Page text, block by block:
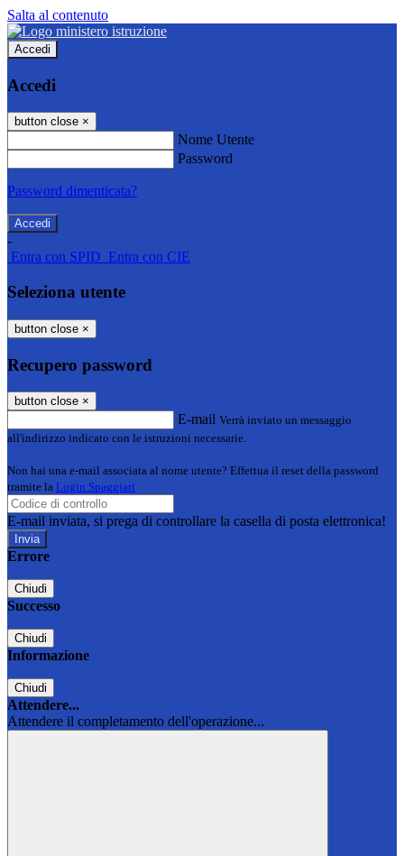
Salta al contenuto
Accedi
Accedi
button close ×
Nome Utente
Password
Password dimenticata?
-
Entra con SPID Entra con CIE
Seleziona utente
button close ×
Recupero password
button close ×
E-mail Verrà inviato un messaggio
all'indirizzo indicato con le istruzioni necessarie.
Non hai una e-mail associata al nome utente? Effettua il reset della password
tramite la Login Spaggiari
E-mail inviata, si prega di controllare la casella di posta elettronica!
Errore
Chiudi
Successo
Chiudi
Informazione
Chiudi
Attendere...
Attendere il completamento dell'operazione...